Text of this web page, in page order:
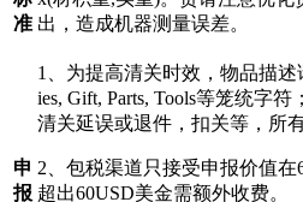
准 出，造成机器测量误差。
申
报
1、为提高清关时效，物品描述
ies, Gift, Parts, Tools等笼统字
清关延误或退件，扣关等，所
2、包税渠道只接受申报价值
超出60USD美金需额外收费。